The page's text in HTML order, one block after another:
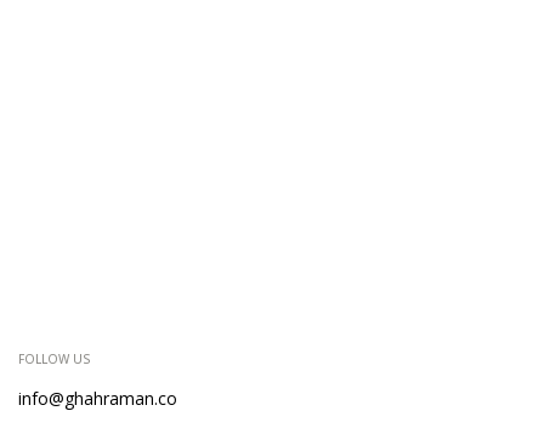
FOLLOW US
info@ghahraman.co